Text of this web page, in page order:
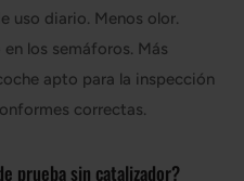
uso diario. Menos olor.
los semáforos. Más
apto para la inspección
correctas.
prueba sin catalizador?